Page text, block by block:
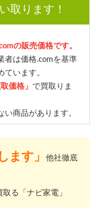
取ります！
の販売価格です。
者は価格.comを基準
ています。
価格」 で買取りま
商品があります。
ます」
他社徹底
る「ナビ家電」